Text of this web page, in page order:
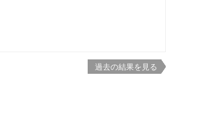
過去の結果を見る